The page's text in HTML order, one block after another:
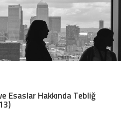
Esaslar Hakkında Tebliğ